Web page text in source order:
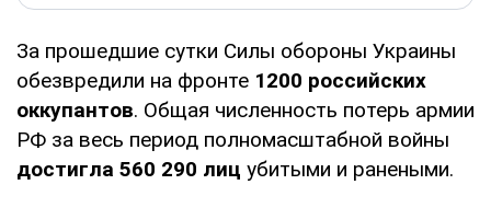
За прошедшие сутки Силы обороны Украины
обезвредили на фронте 1200 российских
оккупантов. Общая численность потерь армии
РФ за весь период полномасштабной войны
достигла 560 290 лиц убитыми и ранеными.